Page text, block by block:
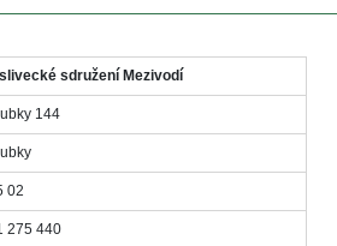
sdružení Mezivodí
144
02
275 440